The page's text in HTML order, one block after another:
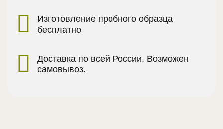
Изготовление пробного образца
бесплатно
Доставка по всей России. Возможен
самовывоз.